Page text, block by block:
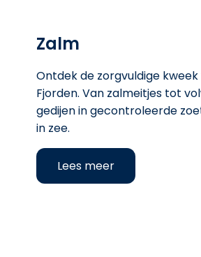
Zalm
Ontdek de zorgvuldige
Fjorden. Van zalmeitjes tot
gedijen in gecontroleerde
in zee.
Lees meer